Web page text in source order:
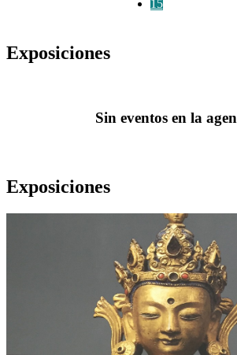
15
Exposiciones
Sin eventos en la
Exposiciones